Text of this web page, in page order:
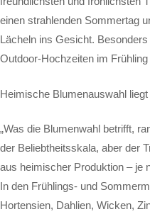
einen strahlenden Sommertag
Lächeln ins Gesicht.
Outdoor-Hochzeiten im
Heimische Blumenauswahl
„Was die Blumenwahl betrifft,
der Beliebtheitsskala, aber der
aus heimischer Produktion – je
In den Frühlings- und
Hortensien, Dahlien, Wicken,